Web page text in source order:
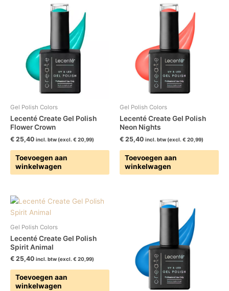
Gel Polish Colors
Lecenté Create Gel Polish
Flower Crown
€ 25,40 incl. btw (excl. € 20,99)
Toevoegen aan
winkelwagen
Gel Polish Colors
Lecenté Create Gel Polish
Neon Nights
€ 25,40 incl. btw (excl. € 20,99)
Toevoegen aan
winkelwagen
Gel Polish Colors
Lecenté Create Gel Polish
Spirit Animal
€ 25,40 incl. btw (excl. € 20,99)
Toevoegen aan
winkelwagen